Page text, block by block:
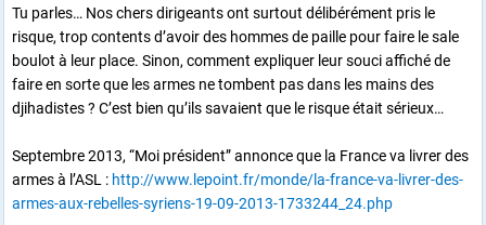
Tu parles… Nos chers dirigeants ont surtout délibérément pris le
risque, trop contents d’avoir des hommes de paille pour faire le sale
boulot à leur place. Sinon, comment expliquer leur souci affiché de
faire en sorte que les armes ne tombent pas dans les mains des
djihadistes ? C’est bien qu’ils savaient que le risque était sérieux…
Septembre 2013, “Moi président” annonce que la France va livrer des
armes à l’ASL : http://www.lepoint.fr/monde/la-france-va-livrer-des-
armes-aux-rebelles-syriens-19-09-2013-1733244_24.php